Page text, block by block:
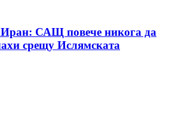
Иран: САЩ повече никога да
срещу Ислямската